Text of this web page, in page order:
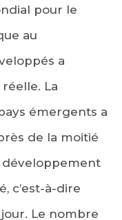
pour le
au
a
La
émergents a
de la moitié
développement
c’est-à-dire
Le nombre